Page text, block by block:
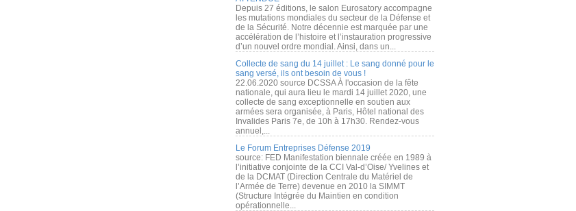
Depuis 27 éditions, le salon Eurosatory accompagne
les mutations mondiales du secteur de la Défense et
de la Sécurité. Notre décennie est marquée par une
accélération de l’histoire et l’instauration progressive
d’un nouvel ordre mondial. Ainsi, dans un...
Collecte de sang du 14 juillet : Le sang donné pour le
sang versé, ils ont besoin de vous !
22.06.2020 source DCSSA À l'occasion de la fête
nationale, qui aura lieu le mardi 14 juillet 2020, une
collecte de sang exceptionnelle en soutien aux
armées sera organisée, à Paris, Hôtel national des
Invalides Paris 7e, de 10h à 17h30. Rendez-vous
annuel,...
Le Forum Entreprises Défense 2019
source: FED Manifestation biennale créée en 1989 à
l’initiative conjointe de la CCI Val-d’Oise/ Yvelines et
de la DCMAT (Direction Centrale du Matériel de
l’Armée de Terre) devenue en 2010 la SIMMT
(Structure Intégrée du Maintien en condition
opérationnelle...